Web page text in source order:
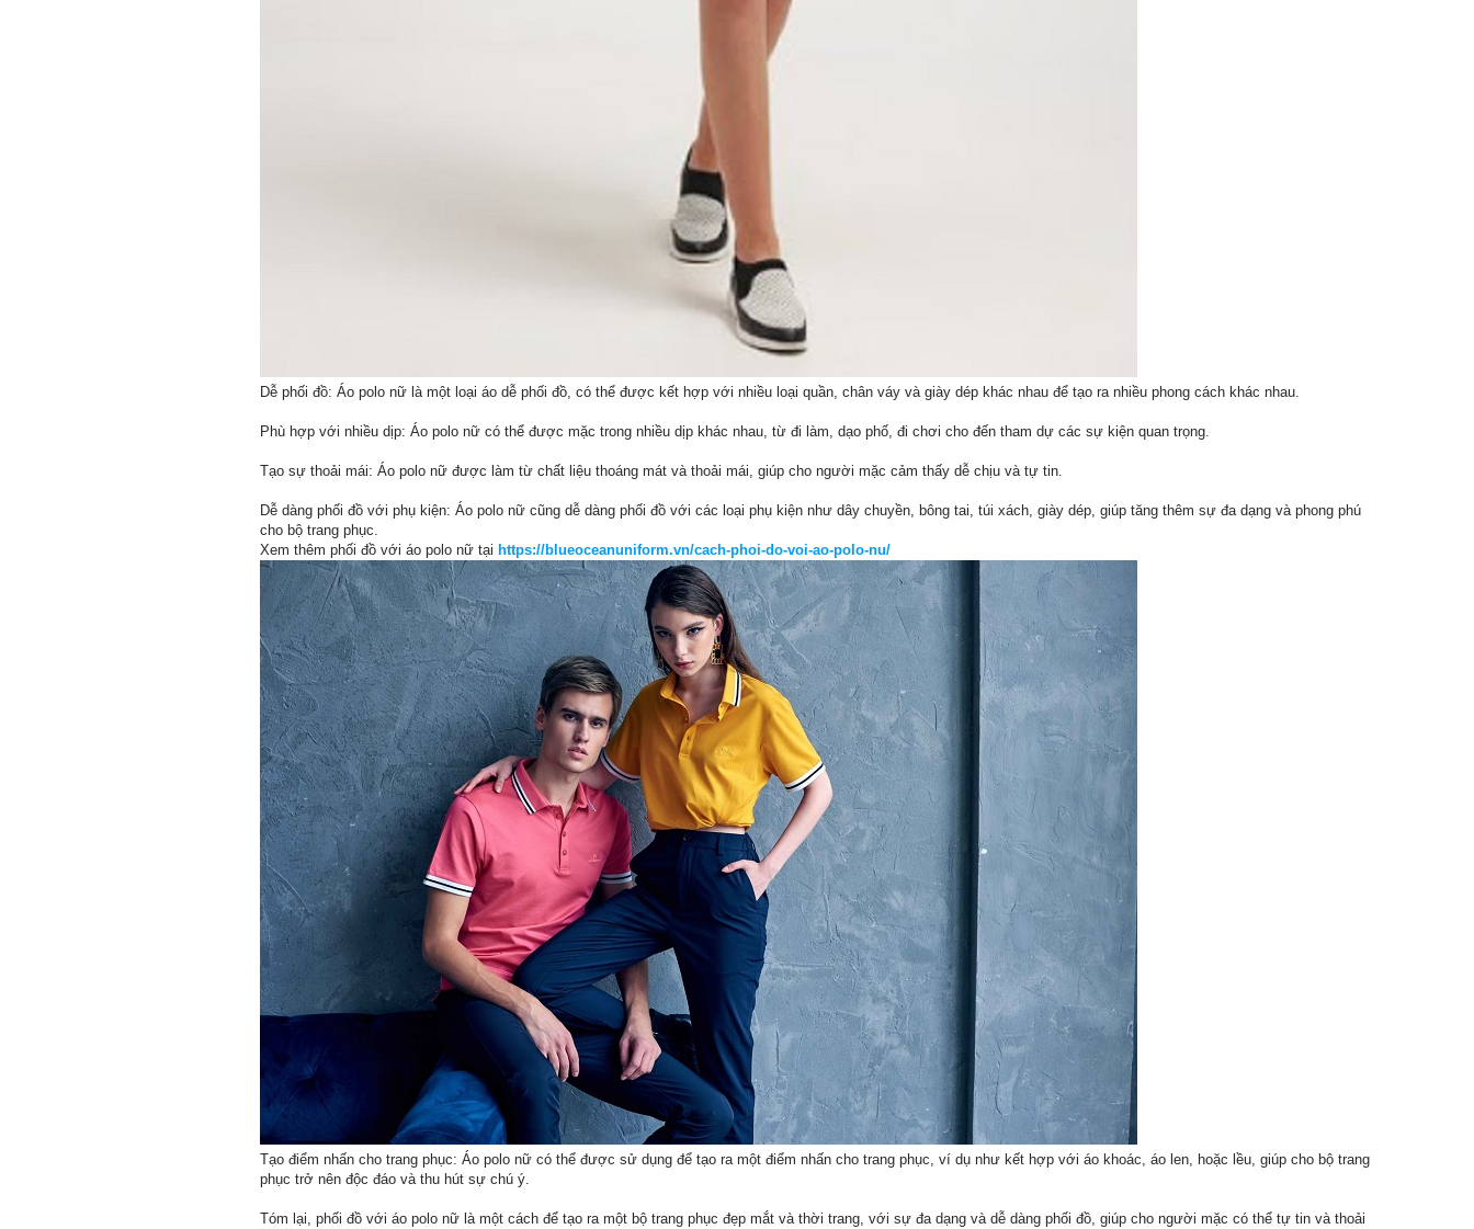
Dễ phối đồ: Áo polo nữ là một loại áo dễ phối đồ, có thể được kết hợp với nhiều loại quần, chân váy và giày dép khác nhau để tạo ra nhiều phong cách khác nhau.
Phù hợp với nhiều dịp: Áo polo nữ có thể được mặc trong nhiều dịp khác nhau, từ đi làm, dạo phố, đi chơi cho đến tham dự các sự kiện quan trọng.
Tạo sự thoải mái: Áo polo nữ được làm từ chất liệu thoáng mát và thoải mái, giúp cho người mặc cảm thấy dễ chịu và tự tin.
Dễ dàng phối đồ với phụ kiện: Áo polo nữ cũng dễ dàng phối đồ với các loại phụ kiện như dây chuyền, bông tai, túi xách, giày dép, giúp tăng thêm sự đa dạng và phong phú
cho bộ trang phục.
Xem thêm phối đồ với áo polo nữ tại https://blueoceanuniform.vn/cach-phoi-do-voi-ao-polo-nu/
Tạo điểm nhấn cho trang phục: Áo polo nữ có thể được sử dụng để tạo ra một điểm nhấn cho trang phục, ví dụ như kết hợp với áo khoác, áo len, hoặc lều, giúp cho bộ trang
phục trở nên độc đáo và thu hút sự chú ý.
Tóm lại, phối đồ với áo polo nữ là một cách để tạo ra một bộ trang phục đẹp mắt và thời trang, với sự đa dạng và dễ dàng phối đồ, giúp cho người mặc có thể tự tin và thoải